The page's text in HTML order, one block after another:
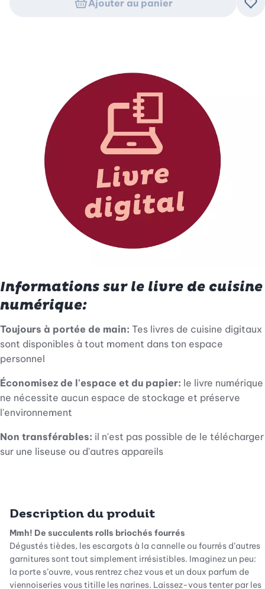
Ajouter au panier
Informations sur le livre de cuisine
numérique:
Toujours à portée de main: Tes livres de cuisine digitaux
sont disponibles à tout moment dans ton espace
personnel
Économisez de l'espace et du papier: le livre numérique
ne nécessite aucun espace de stockage et préserve
l'environnement
Non transférables: il n'est pas possible de le télécharger
sur une liseuse ou d'autres appareils
Description du produit
Mmh! De succulents rolls briochés fourrés
Dégustés tièdes, les escargots à la cannelle ou fourrés d’autres
garnitures sont tout simplement irrésistibles. Imaginez un peu:
la porte s’ouvre, vous rentrez chez vous et un doux parfum de
viennoiseries vous titille les narines. Laissez-vous tenter par les